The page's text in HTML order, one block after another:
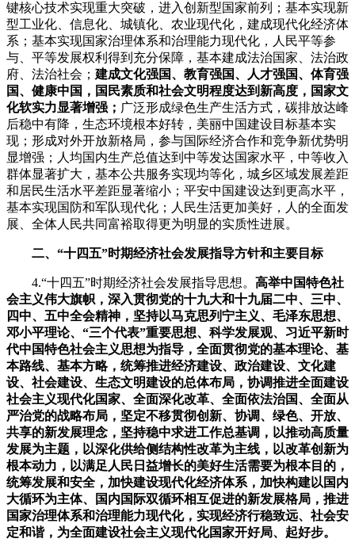
键核心技术实现重大突破，进入创新型国家前列；基本实现新
型工业化、信息化、城镇化、农业现代化，建成现代化经济体
系；基本实现国家治理体系和治理能力现代化，人民平等参
与、平等发展权利得到充分保障，基本建成法治国家、法治政
府、法治社会； 建成文化强国、教育强国、人才强国、体育强
国、健康中国，国民素质和社会文明程度达到新高度，国家文
化软实力显著增强； 广泛形成绿色生产生活方式，碳排放达峰
后稳中有降，生态环境根本好转，美丽中国建设目标基本实
现；形成对外开放新格局，参与国际经济合作和竞争新优势明
显增强；人均国内生产总值达到中等发达国家水平，中等收入
群体显著扩大，基本公共服务实现均等化，城乡区域发展差距
和居民生活水平差距显著缩小；平安中国建设达到更高水平，
基本实现国防和军队现代化；人民生活更加美好，人的全面发
展、全体人民共同富裕取得更为明显的实质性进展。
二、“十四五”时期经济社会发展指导方针和主要目标
4.“十四五”时期经济社会发展指导思想。 高举中国特色社
会主义伟大旗帜，深入贯彻党的十九大和十九届二中、三中、
四中、五中全会精神，坚持以马克思列宁主义、毛泽东思想、
邓小平理论、“三个代表”重要思想、科学发展观、习近平新时
代中国特色社会主义思想为指导，全面贯彻党的基本理论、基
本路线、基本方略，统筹推进经济建设、政治建设、文化建
设、社会建设、生态文明建设的总体布局，协调推进全面建设
社会主义现代化国家、全面深化改革、全面依法治国、全面从
严治党的战略布局，坚定不移贯彻创新、协调、绿色、开放、
共享的新发展理念，坚持稳中求进工作总基调，以推动高质量
发展为主题，以深化供给侧结构性改革为主线，以改革创新为
根本动力，以满足人民日益增长的美好生活需要为根本目的，
统筹发展和安全，加快建设现代化经济体系，加快构建以国内
大循环为主体、国内国际双循环相互促进的新发展格局，推进
国家治理体系和治理能力现代化，实现经济行稳致远、社会安
定和谐，为全面建设社会主义现代化国家开好局、起好步。